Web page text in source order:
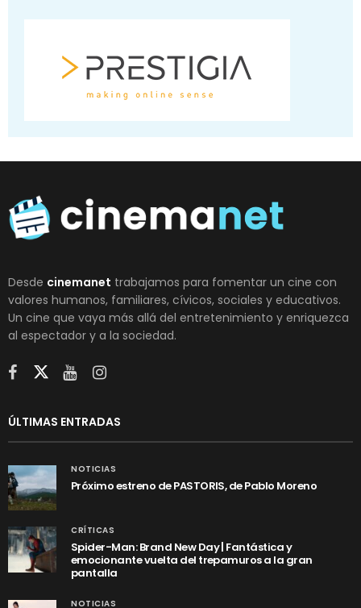
Desde cinemanet trabajamos para fomentar un cine con
valores humanos, familiares, cívicos, sociales y educativos.
Un cine que vaya más allá del entretenimiento y enriquezca
al espectador y a la sociedad.
ÚLTIMAS ENTRADAS
NOTICIAS
Próximo estreno de PASTORIS, de Pablo Moreno
CRÍTICAS
Spider-Man: Brand New Day | Fantástica y
emocionante vuelta del trepamuros a la gran
pantalla
NOTICIAS